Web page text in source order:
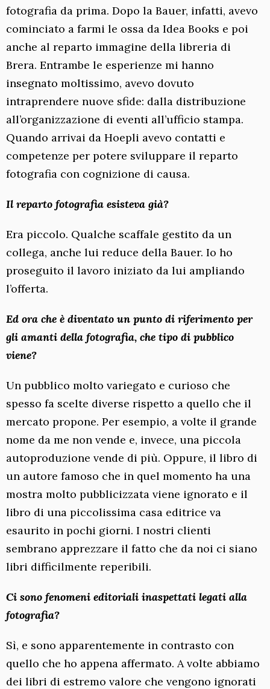
fotografia da prima. Dopo la Bauer, infatti, avevo
cominciato a farmi le ossa da Idea Books e poi
anche al reparto immagine della libreria di
Brera. Entrambe le esperienze mi hanno
insegnato moltissimo, avevo dovuto
intraprendere nuove sfide: dalla distribuzione
all’organizzazione di eventi all’ufficio stampa.
Quando arrivai da Hoepli avevo contatti e
competenze per potere sviluppare il reparto
fotografia con cognizione di causa.
Il reparto fotografia esisteva già?
Era piccolo. Qualche scaffale gestito da un
collega, anche lui reduce della Bauer. Io ho
proseguito il lavoro iniziato da lui ampliando
l’offerta.
Ed ora che è diventato un punto di riferimento per
gli amanti della fotografia, che tipo di pubblico
viene?
Un pubblico molto variegato e curioso che
spesso fa scelte diverse rispetto a quello che il
mercato propone. Per esempio, a volte il grande
nome da me non vende e, invece, una piccola
autoproduzione vende di più. Oppure, il libro di
un autore famoso che in quel momento ha una
mostra molto pubblicizzata viene ignorato e il
libro di una piccolissima casa editrice va
esaurito in pochi giorni. I nostri clienti
sembrano apprezzare il fatto che da noi ci siano
libri difficilmente reperibili.
Ci sono fenomeni editoriali inaspettati legati alla
fotografia?
Sì, e sono apparentemente in contrasto con
quello che ho appena affermato. A volte abbiamo
dei libri di estremo valore che vengono ignorati